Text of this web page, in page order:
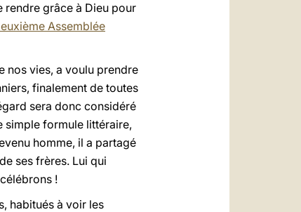
rendre grâce à Dieu pour
Assemblée
nos vies, a voulu prendre
finalement de toutes
sera donc considéré
simple formule littéraire,
homme, il a partagé
ses frères. Lui qui
!
habitués à voir les